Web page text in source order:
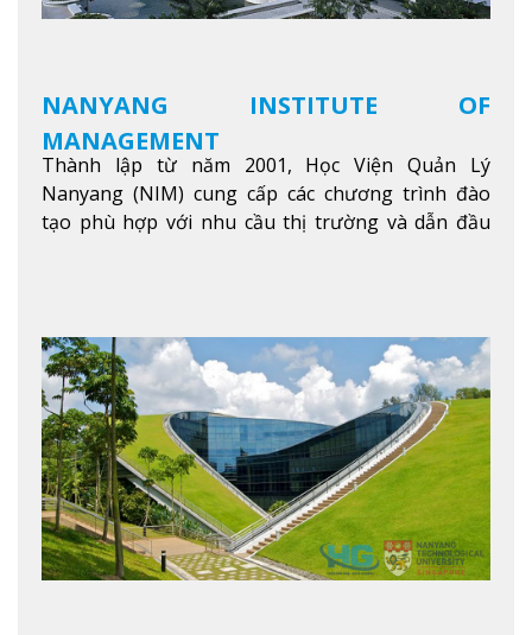
NANYANG INSTITUTE OF
MANAGEMENT
Thành lập từ năm 2001, Học Viện Quản Lý
Nanyang (NIM) cung cấp các chương trình đào
tạo phù hợp với nhu cầu thị trường và dẫn đầu
học tập và nghiên cứu chất lượng nhằm nâng cao
kỹ năng, kiến thức và năng lực của sinh viên và các
đối tác của trườngXem thêm